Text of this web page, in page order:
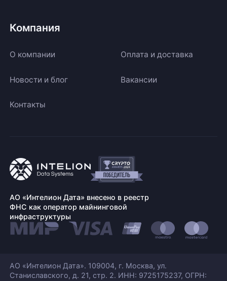
Компания
О компании Оплата и доставка
Новости и блог Вакансии
Контакты
АО «Интелион Дата» внесено в реестр
ФНС как оператор майнинговой
инфраструктуры
АО «Интелион Дата». 109004, г. Москва, ул.
Станиславского, д. 21, стр. 2. ИНН: 9725175237, ОГРН: